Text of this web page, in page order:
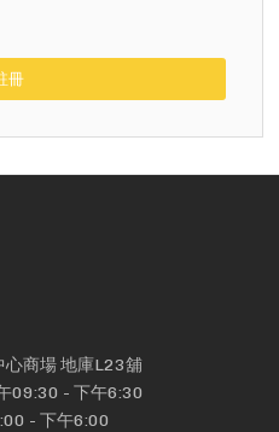
冊
心商場 地庫L23舖
09:30 - 下午6:30
- 下午6:00